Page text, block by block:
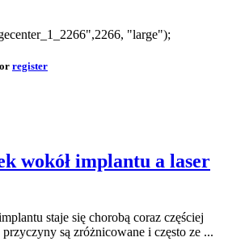
"large");
or register
wokół implantu a laser
staje się chorobą coraz częściej
są zróżnicowane i często ze ...